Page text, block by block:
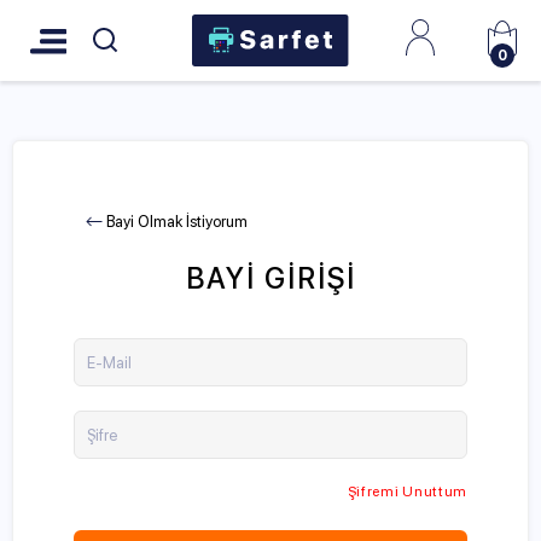
0
Bayi Olmak İstiyorum
BAYI GIRIŞI
E-Mail
Şifre
Şifremi Unuttum